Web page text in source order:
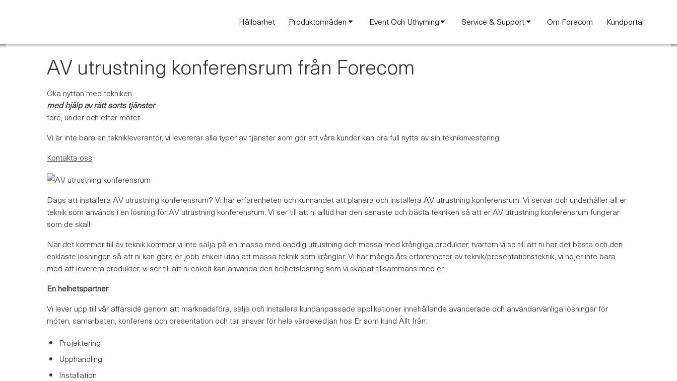
Hållbarhet Produktområden Event Och Uthyrning Service & Support Om Forecom Kundportal
AV utrustning konferensrum från Forecom
Öka nyttan med tekniken
med hjälp av rätt sorts tjänster
före, under och efter mötet
Vi är inte bara en teknikleverantör, vi levererar alla typer av tjänster som gör att våra kunder kan dra full nytta av sin teknikinvestering.
Kontakta oss
Dags att installera AV utrustning konferensrum? Vi har erfarenheten och kunnandet att planera och installera AV utrustning konferensrum. Vi servar och underhåller all er
teknik som används i en lösning för AV utrustning konferensrum. Vi ser till att ni alltid har den senaste och bästa tekniken så att er AV utrustning konferensrum fungerar
som de skall.
När det kommer till av teknik kommer vi inte sälja på en massa med onödig utrustning och massa med krångliga produkter, tvärtom vi se till att ni har det bästa och den
enklaste lösningen så att ni kan göra er jobb enkelt utan att massa teknik som krånglar. Vi har många års erfarenheter av teknik/presentationsteknik, vi nöjer inte bara
med att leverera produkter, vi ser till att ni enkelt kan använda den helhetslösning som vi skapat tillsammans med er.
En helhetspartner
Vi lever upp till vår affärsidé genom att marknadsföra, sälja och installera kundanpassade applikationer innehållande avancerade och användarvänliga lösningar för
möten, samarbeten, konferens och presentation och tar ansvar för hela värdekedjan hos Er som kund Allt från:
Projektering
Upphandling
Installation